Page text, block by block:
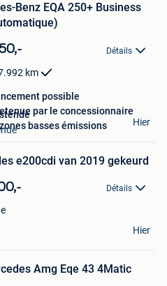
Benz EQA 250+ Business
Détails
km
possible
par le concessionnaire
basses émissions
Hier
e200cdi van 2019 gekeurd
Détails
Hier
Amg Eqe 43 4Matic